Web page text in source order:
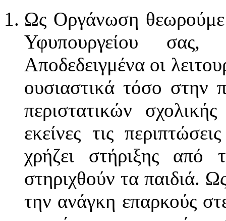
Ως Οργάνωση θεωρούμε
Υφυπουργείου σας,
Αποδεδειγμένα οι
ουσιαστικά τόσο στην
περιστατικών
εκείνες τις
χρήζει στήριξης
στηριχθούν τα παιδιά.
την ανάγκη επαρκούς